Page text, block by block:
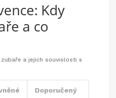
Kdy
a co
a jejich souvislosti s
Doporučený